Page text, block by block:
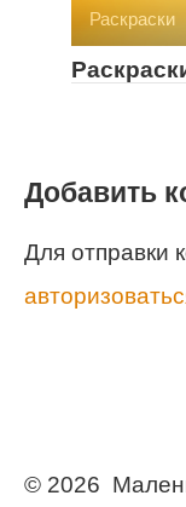
Раскраски
Добавить
Для отправки
© 2026